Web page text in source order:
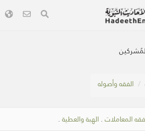
الفقه وأصوله
فقه المعاملات . الهبة والعطية .